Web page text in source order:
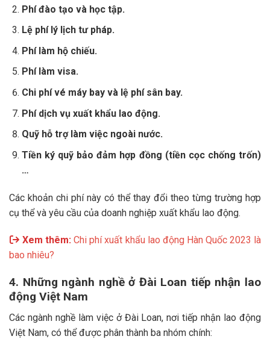
Phí đào tạo và học tập.
Lệ phí lý lịch tư pháp.
Phí làm hộ chiếu.
Phí làm visa.
Chi phí vé máy bay và lệ phí sân bay.
Phí dịch vụ xuất khẩu lao động.
Quỹ hỗ trợ làm việc ngoài nước.
Tiền ký quỹ bảo đảm hợp đồng (tiền cọc chống trốn)
…
Các khoản chi phí này có thể thay đổi theo từng trường hợp
cụ thể và yêu cầu của doanh nghiệp xuất khẩu lao động.
Xem thêm:Chi phí xuất khẩu lao động Hàn Quốc 2023 là
bao nhiêu?
4. Những ngành nghề ở Đài Loan tiếp nhận lao
động Việt Nam
Các ngành nghề làm việc ở Đài Loan, nơi tiếp nhận lao động
Việt Nam, có thể được phân thành ba nhóm chính: